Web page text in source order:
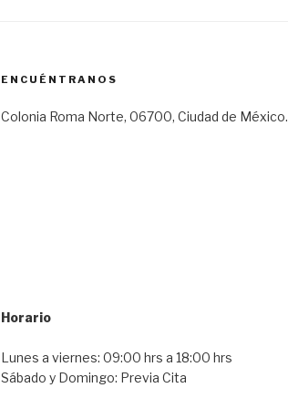
ENCUÉNTRANOS
Colonia Roma Norte, 06700, Ciudad de México.
Horario
Lunes a viernes: 09:00 hrs a 18:00 hrs
Sábado y Domingo: Previa Cita